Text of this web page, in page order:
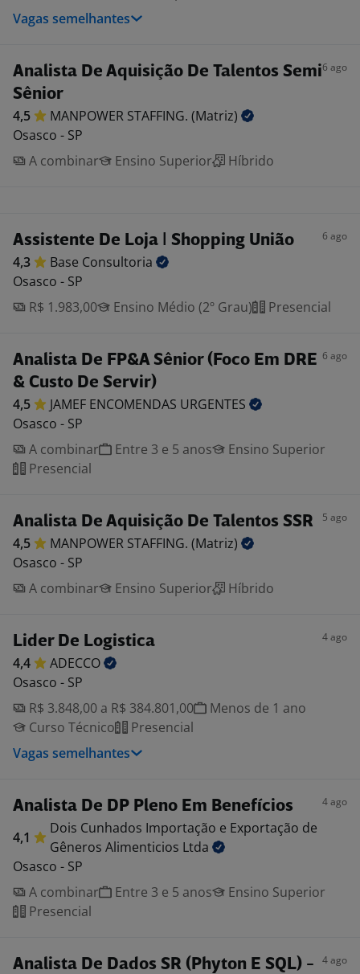
Vagas semelhantes
Analista De Aquisição De Talentos Semi
Sênior
6 ago
4,5 MANPOWER STAFFING. (Matriz)
Osasco - SP
A combinar
Ensino Superior Híbrido
Assistente De Loja | Shopping União 6 ago
4,3 Base Consultoria
Osasco - SP
R$ 1.983,00
Ensino Médio (2º Grau) Presencial
Analista De FP&A Sênior (Foco Em DRE
& Custo De Servir)
6 ago
4,5 JAMEF ENCOMENDAS URGENTES
Osasco - SP
A combinar
Entre 3 e 5 anos
Ensino Superior
Presencial
Analista De Aquisição De Talentos SSR 5 ago
4,5 MANPOWER STAFFING. (Matriz)
Osasco - SP
A combinar
Ensino Superior Híbrido
Lider De Logistica 4 ago
4,4
ADECCO
Osasco - SP
R$ 3.848,00 a R$ 384.801,00
Menos de 1 ano
Curso Técnico
Presencial
Vagas semelhantes
Analista De DP Pleno Em Benefícios 4 ago
4,1
Dois Cunhados Importação e Exportação de
Gêneros Alimenticios Ltda
Osasco - SP
A combinar
Entre 3 e 5 anos
Ensino Superior
Presencial
Analista De Dados SR (Phyton E SQL) -
4 ago